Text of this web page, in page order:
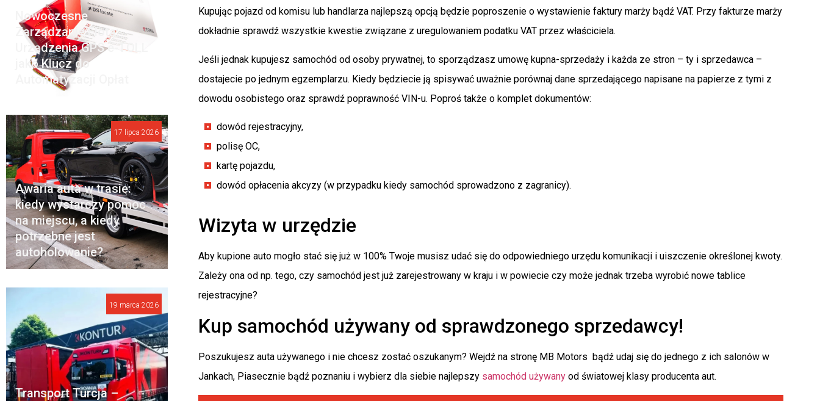
Kupując pojazd od komisu lub handlarza najlepszą opcją będzie poproszenie o wystawienie faktury marży bądź VAT. Przy fakturze marży
dokładnie sprawdź wszystkie kwestie związane z uregulowaniem podatku VAT przez właściciela.
Jeśli jednak kupujesz samochód od osoby prywatnej, to sporządzasz umowę kupna-sprzedaży i każda ze stron – ty i sprzedawca –
dostajecie po jednym egzemplarzu. Kiedy będziecie ją spisywać uważnie porównaj dane sprzedającego napisane na papierze z tymi z
dowodu osobistego oraz sprawdź poprawność VIN-u. Poproś także o komplet dokumentów:
dowód rejestracyjny,
polisę OC,
kartę pojazdu,
dowód opłacenia akcyzy (w przypadku kiedy samochód sprowadzono z zagranicy).
Wizyta w urzędzie
Aby kupione auto mogło stać się już w 100% Twoje musisz udać się do odpowiedniego urzędu komunikacji i uiszczenie określonej kwoty.
Zależy ona od np. tego, czy samochód jest już zarejestrowany w kraju i w powiecie czy może jednak trzeba wyrobić nowe tablice
rejestracyjne?
Kup samochód używany od sprawdzonego sprzedawcy!
Poszukujesz auta używanego i nie chcesz zostać oszukanym? Wejdź na stronę MB Motors bądź udaj się do jednego z ich salonów w
Jankach, Piasecznie bądź poznaniu i wybierz dla siebie najlepszy samochód używanyod światowej klasy producenta aut.
Nowoczesne
Zarządzanie Flotą:
Urządzenia GPS e-TOLL
jako Klucz do
Automatyzacji Opłat
Awaria auta w trasie:
kiedy wystarczy pomoc
na miejscu, a kiedy
potrzebne jest
autoholowanie?
17 lipca 2026
Transport Turcja –
19 marca 2026